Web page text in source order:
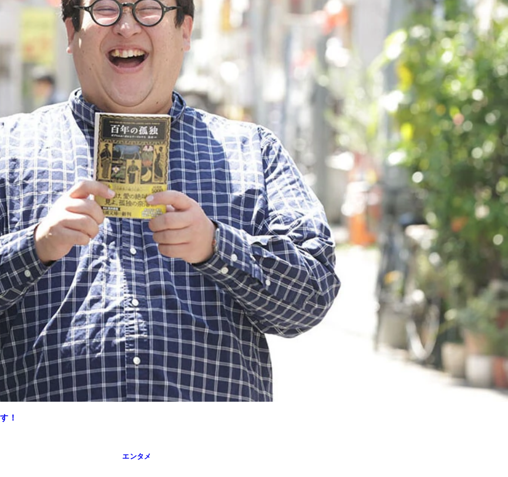
バキバキ童貞）、谷口つばさ氏
していた「キモシェアハウス」に滞在していたピーター博士。ぐんぴぃ氏の相方である土岡哲朗氏（写真中央）とも
る 写真提供／上田ピーター
トガンで自分の頭を吹き飛ばすところが見たいんですよ！」と冗談を飛ばすぐんぴぃ氏
の情がともっていた
！
エンタメ